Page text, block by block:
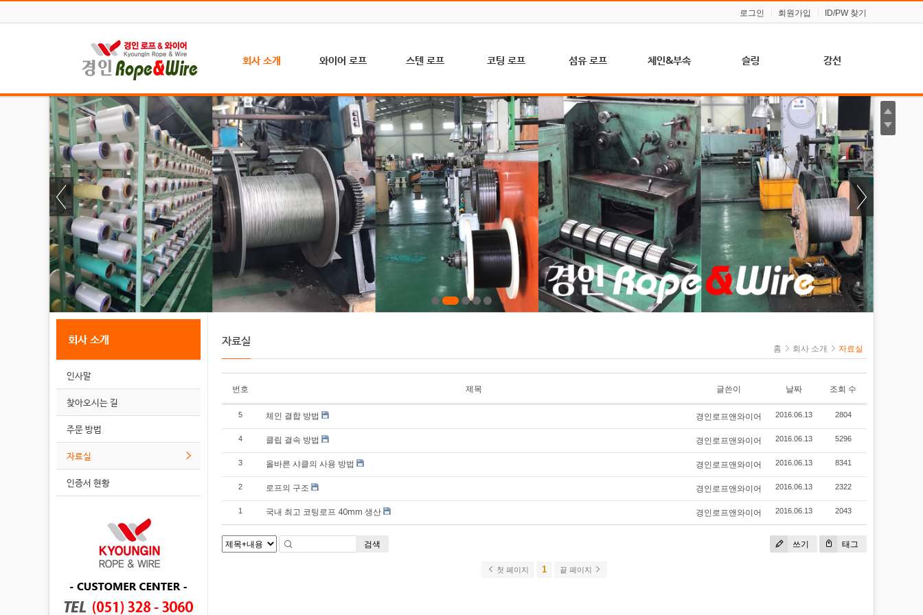
로그인 회원가입 ID/PW 찾기
회사 소개
인사말
찾아오시는 길
주문 방법
자료실
인증서 현황
와이어 로프
A/C 로프 (골프
장, 건설, 농업용)
마심 로프 (해양
수산, 수문, 슬링
용)
철심 로프 (크레
인, 호이스트용)
헤라크레스 로프
(비자전로프)
엘리베이터 로프
(승강기, 화물용)
컴팩트 로프 (내
마모성 강화용)
와이어 슬링
스텐 로프
하수처리, 축산,
수문용(7×19)
기계, 의료, 인테
리어용(7×7)
기계, 의료, 인테
리어용(1×7)
일반기계, 수문
공사용
(6×24+7FC)
스텐 마심로프
(6×37+FC)
스텐 철심로프
(6×37+IWRC)
코팅 로프
P.V.C 코팅 (일
반, 농업용)
P.E 코팅 (일반,
농업용)
P.A 코팅 (예인
선)
섬유 로프
고강도 특수로프
(K-MAX)
아라미드 로프
(난연로프)
자일/요트/외벽
타기
브레이드로프(요
트/인테리어)
등산/산책로/조
경용(PP)
하이만/하이텍/
해양수산(PP)
마닐라로프(국
산)
마로프(수입 사
수산/일반용 로
프 (PE)
양/수산용)
멀티 )
체인&부속
체인 슬링
샤클
훅크
턴버클
클립
블록(도르래)
소켓
슈벨
링
심블
비나&퀵링크
아이볼트&너트
레버블록/체인
블록
케이블그립(스타
슬리브/압착기
슬링
벨트 슬링
울티마 라운드
와이어 슬링
체인 슬링
강선
경강선 (스프링,
압연용)
아연 도금 강선
(농업, 일반용)
회사 소개
인사말
찾아오시는 길
주문 방법
자료실
인증서 현황
자료실
홈 회사 소개 자료실
번호 제목 글쓴이 날짜 조회 수
5 체인 결합 방법 경인로프앤와이어 2016.06.13 2804
4 클립 결속 방법 경인로프앤와이어 2016.06.13 5296
3 올바른 샤클의 사용 방법 경인로프앤와이어 2016.06.13 8341
2 로프의 구조 경인로프앤와이어 2016.06.13 2322
1 국내 최고 코팅로프 40mm 생산 경인로프앤와이어 2016.06.13 2043
쓰기 태그
검색
첫 페이지 1 끝 페이지